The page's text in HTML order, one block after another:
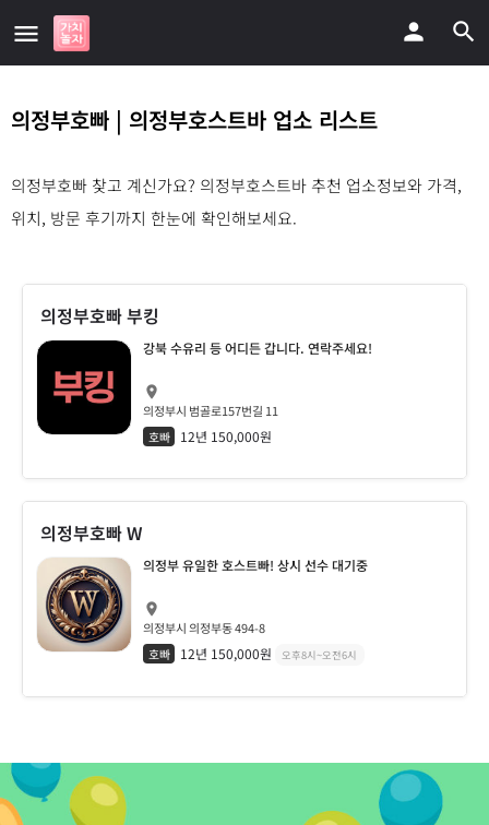
의정부호빠 | 의정부호스트바 업소 리스트
의정부호빠 찾고 계신가요? 의정부호스트바 추천 업소정보와 가격,
위치, 방문 후기까지 한눈에 확인해보세요.
의정부호빠 부킹
강북 수유리 등 어디든 갑니다. 연락주세요!
의정부시 범골로157번길 11
호빠
12년 150,000원
의정부호빠 W
의정부 유일한 호스트빠! 상시 선수 대기중
의정부시 의정부동 494-8
호빠
12년 150,000원 오후8시~오전6시